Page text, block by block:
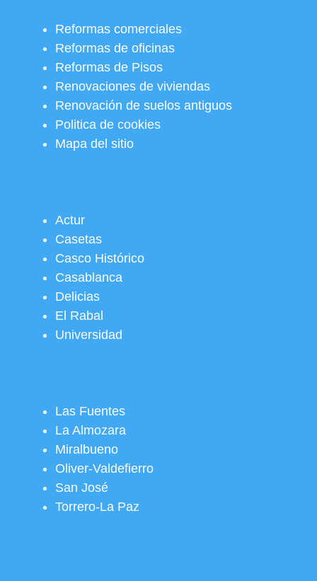
Reformas comerciales
Reformas de oficinas
Reformas de Pisos
Renovaciones de viviendas
Renovación de suelos antiguos
Politica de cookies
Mapa del sitio
Actur
Casetas
Casco Histórico
Casablanca
Delicias
El Rabal
Universidad
Las Fuentes
La Almozara
Miralbueno
Oliver-Valdefierro
San José
Torrero-La Paz